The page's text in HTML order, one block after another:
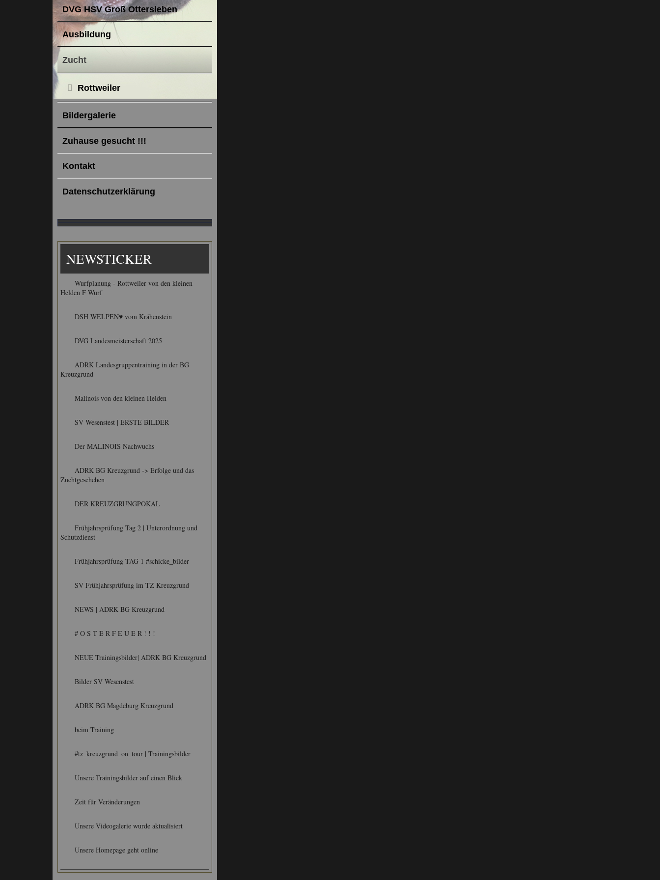
DVG HSV Groß Ottersleben
Ausbildung
Zucht
Rottweiler
Bildergalerie
Zuhause gesucht !!!
Kontakt
Datenschutzerklärung
NEWSTICKER
Wurfplanung - Rottweiler von den kleinen
Helden F Wurf
DSH WELPEN♥ vom Krähenstein
DVG Landesmeisterschaft 2025
ADRK Landesgruppentraining in der BG
Kreuzgrund
Malinois von den kleinen Helden
SV Wesenstest | ERSTE BILDER
Der MALINOIS Nachwuchs
ADRK BG Kreuzgrund -> Erfolge und das
Zuchtgeschehen
DER KREUZGRUNGPOKAL
Frühjahrsprüfung Tag 2 | Unterordnung und
Schutzdienst
Frühjahrsprüfung TAG 1 #schicke_bilder
SV Frühjahrsprüfung im TZ Kreuzgrund
NEWS | ADRK BG Kreuzgrund
# O S T E R F E U E R ! ! !
NEUE Trainingsbilder| ADRK BG Kreuzgrund
Bilder SV Wesenstest
ADRK BG Magdeburg Kreuzgrund
beim Training
#tz_kreuzgrund_on_tour | Trainingsbilder
Unsere Trainingsbilder auf einen Blick
Zeit für Veränderungen
Unsere Videogalerie wurde aktualisiert
Unsere Homepage geht online